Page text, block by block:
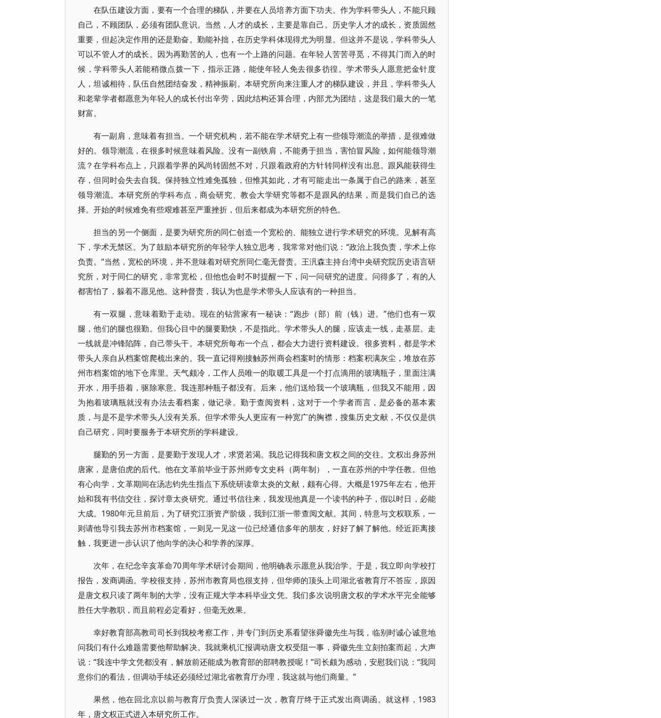
在队伍建设方面，要有一个合理的梯队，并要在人员培养方面下功夫。作为学科带头人，不能只顾
自己，不顾团队，必须有团队意识。当然，人才的成长，主要是靠自己。历史学人才的成长，资质固然
重要，但起决定作用的还是勤奋。勤能补拙，在历史学科体现得尤为明显。但这并不是说，学科带头人
可以不管人才的成长。因为再勤苦的人，也有一个上路的问题。在年轻人苦苦寻觅，不得其门而入的时
候，学科带头人若能稍微点拨一下，指示正路，能使年轻人免去很多彷徨。学术带头人愿意把金针度
人，坦诚相待，队伍自然团结奋发，精神振刷。本研究所向来注重人才的梯队建设，并且，学科带头人
和老辈学者都愿意为年轻人的成长付出辛劳，因此结构还算合理，内部尤为团结，这是我们最大的一笔
财富。
有一副肩，意味着有担当。一个研究机构，若不能在学术研究上有一些领导潮流的举措，是很难做
好的。领导潮流，在很多时候意味着风险。没有一副铁肩，不能勇于担当，害怕冒风险，如何能领导潮
流？在学科布点上，只跟着学界的风尚转固然不对，只跟着政府的方针转同样没有出息。跟风能获得生
存，但同时会失去自我。保持独立性难免孤独，但惟其如此，才有可能走出一条属于自己的路来，甚至
领导潮流。本研究所的学科布点，商会研究、教会大学研究等都不是跟风的结果，而是我们自己的选
择。开始的时候难免有些艰难甚至严重挫折，但后来都成为本研究所的特色。
担当的另一个侧面，是要为研究所的同仁创造一个宽松的、能独立进行学术研究的环境。见解有高
下，学术无禁区。为了鼓励本研究所的年轻学人独立思考，我常常对他们说：“政治上我负责，学术上你
负责。”当然，宽松的环境，并不意味着对研究所同仁毫无督责。王汎森主持台湾中央研究院历史语言研
究所，对于同仁的研究，非常宽松，但他也会时不时提醒一下，问一问研究的进度。问得多了，有的人
都害怕了，躲着不愿见他。这种督责，我认为也是学术带头人应该有的一种担当。
有一双腿，意味着勤于走动。现在的钻营家有一秘诀：“跑步（部）前（钱）进。”他们也有一双
腿，他们的腿也很勤。但我心目中的腿要勤快，不是指此。学术带头人的腿，应该走一线，走基层。走
一线就是冲锋陷阵，自己带头干。本研究所每布一个点，都会大力进行资料建设。很多资料，都是学术
带头人亲自从档案馆爬梳出来的。我一直记得刚接触苏州商会档案时的情形：档案积满灰尘，堆放在苏
州市档案馆的地下仓库里。天气颇冷，工作人员唯一的取暖工具是一个打点滴用的玻璃瓶子，里面注满
开水，用手捂着，驱除寒意。我连那种瓶子都没有。后来，他们送给我一个玻璃瓶，但我又不能用，因
为抱着玻璃瓶就没有办法去看档案，做记录。勤于查阅资料，这对于一个学者而言，是必备的基本素
质，与是不是学术带头人没有关系。但学术带头人更应有一种宽广的胸襟，搜集历史文献，不仅仅是供
自己研究，同时要服务于本研究所的学科建设。
腿勤的另一方面，是要勤于发现人才，求贤若渴。我总记得我和唐文权之间的交往。文权出身苏州
唐家，是唐伯虎的后代。他在文革前毕业于苏州师专文史科（两年制），一直在苏州的中学任教。但他
有心向学，文革期间在汤志钧先生指点下系统研读章太炎的文献，颇有心得。大概是1975年左右，他开
始和我有书信交往，探讨章太炎研究。通过书信往来，我发现他真是一个读书的种子，假以时日，必能
大成。1980年元旦前后，为了研究江浙资产阶级，我到江浙一带查阅文献。其间，特意与文权联系，一
则请他导引我去苏州市档案馆，一则见一见这一位已经通信多年的朋友，好好了解了解他。经近距离接
触，我更进一步认识了他向学的决心和学养的深厚。
次年，在纪念辛亥革命70周年学术研讨会期间，他明确表示愿意从我治学。于是，我立即向学校打
报告，发商调函。学校很支持，苏州市教育局也很支持，但华师的顶头上司湖北省教育厅不答应，原因
是唐文权只读了两年制的大学，没有正规大学本科毕业文凭。我们多次说明唐文权的学术水平完全能够
胜任大学教职，而且前程必定看好，但毫无效果。
幸好教育部高教司司长到我校考察工作，并专门到历史系看望张舜徽先生与我，临别时诚心诚意地
问我们有什么难题需要他帮助解决。我就乘机汇报调动唐文权受阻一事，舜徽先生立刻拍案而起，大声
说：“我连中学文凭都没有，解放前还能成为教育部的部聘教授呢！”司长颇为感动，安慰我们说：“我同
意你们的看法，但调动手续还必须经过湖北省教育厅办理，我这就与他们商量。”
果然，他在回北京以前与教育厅负责人深谈过一次，教育厅终于正式发出商调函。就这样，1983
年，唐文权正式进入本研究所工作。